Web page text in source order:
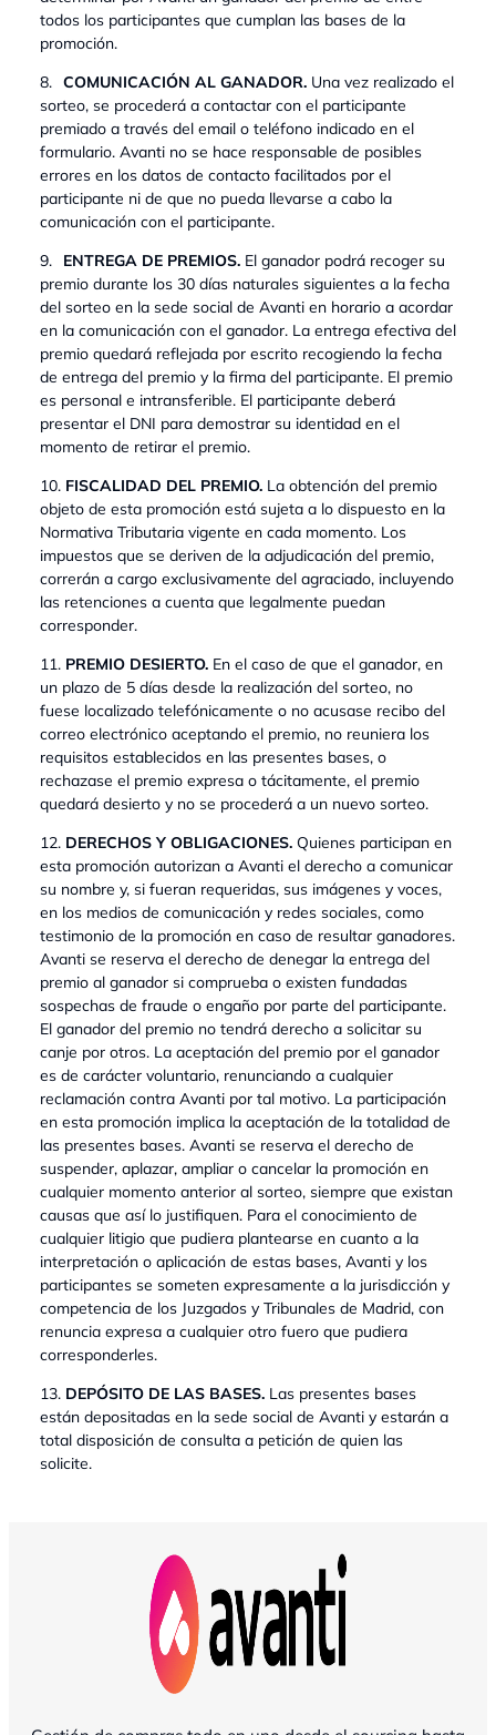
todos los participantes que cumplan las bases de la
promoción.
8. COMUNICACIÓN AL GANADOR. Una vez realizado el
sorteo, se procederá a contactar con el participante
premiado a través del email o teléfono indicado en el
formulario. Avanti no se hace responsable de posibles
errores en los datos de contacto facilitados por el
participante ni de que no pueda llevarse a cabo la
comunicación con el participante.
9.
ENTREGA DE PREMIOS. El ganador podrá recoger su
premio durante los 30 días naturales siguientes a la fecha
del sorteo en la sede social de Avanti en horario a acordar
en la comunicación con el ganador. La entrega efectiva del
premio quedará reflejada por escrito recogiendo la fecha
de entrega del premio y la firma del participante. El premio
es personal e intransferible. El participante deberá
presentar el DNI para demostrar su identidad en el
momento de retirar el premio.
10. FISCALIDAD DEL PREMIO. La obtención del premio
objeto de esta promoción está sujeta a lo dispuesto en la
Normativa Tributaria vigente en cada momento. Los
impuestos que se deriven de la adjudicación del premio,
correrán a cargo exclusivamente del agraciado, incluyendo
las retenciones a cuenta que legalmente puedan
corresponder.
11. PREMIO DESIERTO. En el caso de que el ganador, en
un plazo de 5 días desde la realización del sorteo, no
fuese localizado telefónicamente o no acusase recibo del
correo electrónico aceptando el premio, no reuniera los
requisitos establecidos en las presentes bases, o
rechazase el premio expresa o tácitamente, el premio
quedará desierto y no se procederá a un nuevo sorteo.
12. DERECHOS Y OBLIGACIONES. Quienes participan en
esta promoción autorizan a Avanti el derecho a comunicar
su nombre y, si fueran requeridas, sus imágenes y voces,
en los medios de comunicación y redes sociales, como
testimonio de la promoción en caso de resultar ganadores.
Avanti se reserva el derecho de denegar la entrega del
premio al ganador si comprueba o existen fundadas
sospechas de fraude o engaño por parte del participante.
El ganador del premio no tendrá derecho a solicitar su
canje por otros. La aceptación del premio por el ganador
es de carácter voluntario, renunciando a cualquier
reclamación contra Avanti por tal motivo. La participación
en esta promoción implica la aceptación de la totalidad de
las presentes bases. Avanti se reserva el derecho de
suspender, aplazar, ampliar o cancelar la promoción en
cualquier momento anterior al sorteo, siempre que existan
causas que así lo justifiquen. Para el conocimiento de
cualquier litigio que pudiera plantearse en cuanto a la
interpretación o aplicación de estas bases, Avanti y los
participantes se someten expresamente a la jurisdicción y
competencia de los Juzgados y Tribunales de Madrid, con
renuncia expresa a cualquier otro fuero que pudiera
corresponderles.
13. DEPÓSITO DE LAS BASES. Las presentes bases
están depositadas en la sede social de Avanti y estarán a
total disposición de consulta a petición de quien las
solicite.